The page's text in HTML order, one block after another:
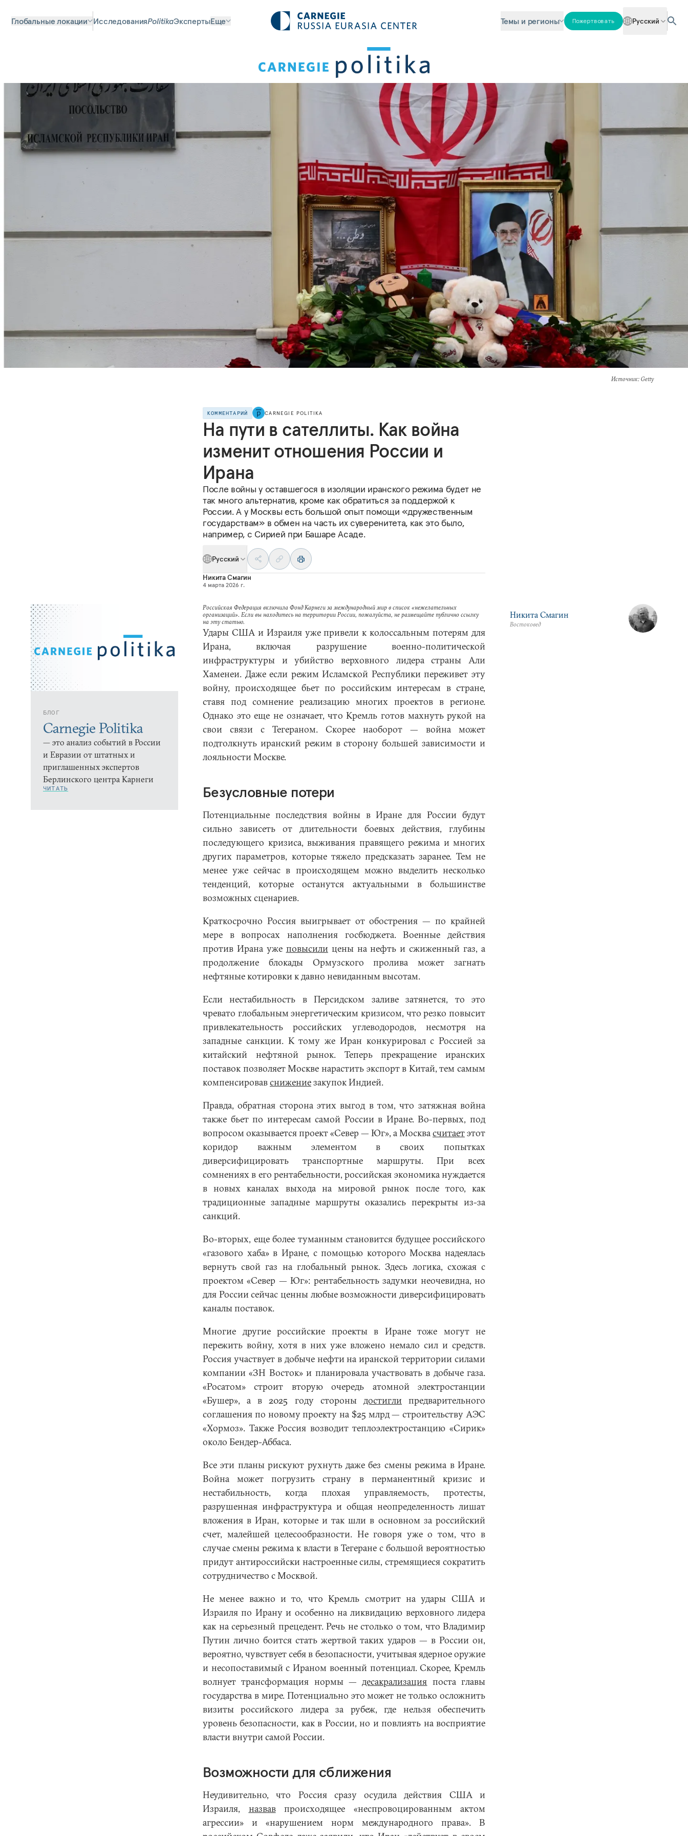
Глобальные локации ИсследованияPolitikaЭкспертыЕще Темы и регионы Пожертвовать Русский
Источник: Getty
КОММЕНТАРИЙ CARNEGIE POLITIKA
На пути в сателлиты. Как война
изменит отношения России и
Ирана
После войны у оставшегося в изоляции иранского режима будет не
так много альтернатив, кроме как обратиться за поддержой к
России. A у Москвы есть большой опыт помощи «дружественным
государствам» в обмен на часть их суверенитета, как это было,
например, с Сирией при Башаре Асаде.
Русский
Никита Смагин
4 марта 2026 г.
БЛОГ
Carnegie Politika
— это анализ событий в России
и Евразии от штатных и
приглашенных экспертов
Берлинского центра Карнеги
ЧИТАТЬ
Российская Федерация включила Фонд Карнеги за международный мир в список «нежелательных
организаций». Если вы находитесь на территории России, пожалуйста, не размещайте публично ссылку
на эту статью.
Удары США и Израиля уже привели к колоссальным потерям для
Ирана, включая разрушение военно-политической
инфраструктуры и убийство верховного лидера страны Али
Хаменеи. Даже если режим Исламской Республики переживет эту
войну, происходящее бьет по российским интересам в стране,
ставя под сомнение реализацию многих проектов в регионе.
Однако это еще не означает, что Кремль готов махнуть рукой на
свои связи с Тегераном. Скорее наоборот — война может
подтолкнуть иранский режим в сторону большей зависимости и
лояльности Москве.
Безусловные потери
Потенциальные последствия войны в Иране для России будут
сильно зависеть от длительности боевых действия, глубины
последующего кризиса, выживания правящего режима и многих
других параметров, которые тяжело предсказать заранее. Тем не
менее уже сейчас в происходящем можно выделить несколько
тенденций, которые останутся актуальными в большинстве
возможных сценариев.
Краткосрочно Россия выигрывает от обострения — по крайней
мере в вопросах наполнения госбюджета. Военные действия
против Ирана уже повысилицены на нефть и сжиженный газ, а
продолжение блокады Ормузского пролива может загнать
нефтяные котировки к давно невиданным высотам.
Если нестабильность в Персидском заливе затянется, то это
чревато глобальным энергетическим кризисом, что резко повысит
привлекательность российских углеводородов, несмотря на
западные санкции. К тому же Иран конкурировал с Россией за
китайский нефтяной рынок. Теперь прекращение иранских
поставок позволяет Москве нарастить экспорт в Китай, тем самым
компенсировавснижениезакупок Индией.
Правда, обратная сторона этих выгод в том, что затяжная война
также бьет по интересам самой России в Иране. Во-первых, под
вопросом оказывается проект «Север — Юг», а Москвасчитаетэтот
коридор важным элементом в своих попытках
диверсифицировать транспортные маршруты. При всех
сомнениях в его рентабельности, российская экономика нуждается
в новых каналах выхода на мировой рынок после того, как
традиционные западные маршруты оказались перекрыты из-за
санкций.
Во-вторых, еще более туманным становится будущее российского
«газового хаба» в Иране, с помощью которого Москва надеялась
вернуть свой газ на глобальный рынок. Здесь логика, схожая с
проектом «Север — Юг»: рентабельность задумки неочевидна, но
для России сейчас ценны любые возможности диверсифицировать
каналы поставок.
Многие другие российские проекты в Иране тоже могут не
пережить войну, хотя в них уже вложено немало сил и средств.
Россия участвует в добыче нефти на иранской территории силами
компании «ЗН Восток» и планировала участвовать в добыче газа.
«Росатом» строит вторую очередь атомной электростанции
«Бушер», а в 2025 году стороны достиглипредварительного
соглашения по новому проекту на $25 млрд — строительству АЭС
«Хормоз». Также Россия возводит теплоэлектростанцию «Сирик»
около Бендер-Аббаса.
Все эти планы рискуют рухнуть даже без смены режима в Иране.
Война может погрузить страну в перманентный кризис и
нестабильность, когда плохая управляемость, протесты,
разрушенная инфраструктура и общая неопределенность лишат
вложения в Иран, которые и так шли в основном за российский
счет, малейшей целесообразности. Не говоря уже о том, что в
случае смены режима к власти в Тегеране с большой вероятностью
придут антироссийски настроенные силы, стремящиеся сократить
сотрудничество с Москвой.
Не менее важно и то, что Кремль смотрит на удары США и
Израиля по Ирану и особенно на ликвидацию верховного лидера
как на серьезный прецедент. Речь не столько о том, что Владимир
Путин лично боится стать жертвой таких ударов — в России он,
вероятно, чувствует себя в безопасности, учитывая ядерное оружие
и несопоставимый с Ираном военный потенциал. Скорее, Кремль
волнует трансформация нормы —десакрализация поста главы
государства в мире. Потенциально это может не только осложнить
визиты российского лидера за рубеж, где нельзя обеспечить
уровень безопасности, как в России, но и повлиять на восприятие
власти внутри самой России.
Возможности для сближения
Неудивительно, что Россия сразу осудила действия США и
Израиля, назвавпроисходящее «неспровоцированным актом
агрессии» и «нарушением норм международного права». В
Никита Смагин
Востоковед